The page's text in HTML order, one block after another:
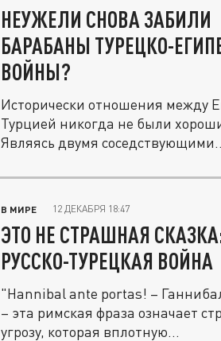
НЕУЖЕЛИ СНОВА ЗАБИЛИ
БАРАБАНЫ ТУРЕЦКО-
ВОЙНЫ?
Исторически отношения между
Турцией никогда не были
Являясь двумя
В МИРЕ 12 ДЕКАБРЯ 18:47
ЭТО НЕ СТРАШНАЯ
РУССКО-ТУРЕЦКАЯ ВОЙНА
"Hannibal ante portas! –
– эта римская фраза означает
угрозу, которая вплотную...